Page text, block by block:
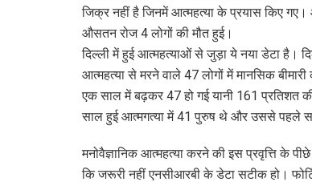
जिक्र नहीं है जिनमें आत्महत्या के प्रयास किए
औसतन रोज 4 लोगों की मौत हुई।
दिल्ली में हुई आत्महत्याओं से जुड़ा ये नया डेटा है।
आत्महत्या से मरने वाले 47 लोगों में मानसिक
एक साल में बढ़कर 47 हो गई यानी 161 प्रतिशत
साल हुई आत्मगत्या में 41 पुरुष थे और उससे पहले
मनोवैज्ञानिक आत्महत्या करने की इस प्रवृत्ति के
कि जरूरी नहीं एनसीआरबी के डेटा सटीक हो।